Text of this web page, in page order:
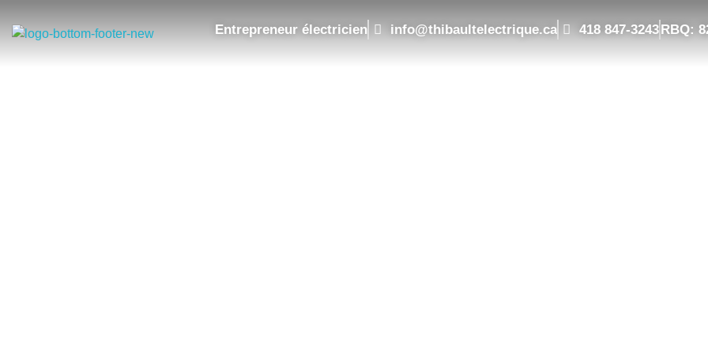
Thibault Electrique
Entrepreneur électricien info@thibaultelectrique.ca 418 847-3243RBQ: